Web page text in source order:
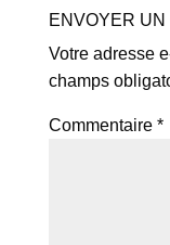
ENVOYER
Votre adresse
champs
Commentaire *